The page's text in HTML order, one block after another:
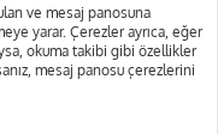
ve mesaj panosuna
yarar. Çerezler ayrıca, eğer
okuma takibi gibi özellikler
mesaj panosu çerezlerini